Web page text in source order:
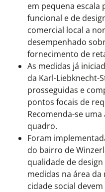
em pequena
funcional e de
comercial local a
desempenhado
fornecimento de
As medidas já
da Karl-Liebknecht-
prosseguidas e
pontos focais de
Recomenda-se
quadro.
Foram
do bairro de
qualidade de
medidas na área
cidade social